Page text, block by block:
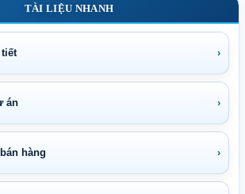
TÀI LIỆU NHANH
›
án ›
hàng ›